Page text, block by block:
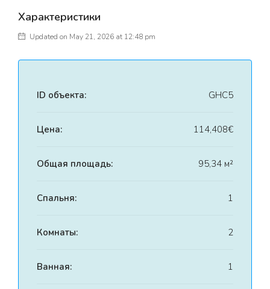
Характеристики
Updated on May 21, 2026 at 12:48 pm
ID объекта: GHC5
Цена: 114,408€
Общая площадь: 95,34 м²
Спальня: 1
Комнаты: 2
Ванная: 1